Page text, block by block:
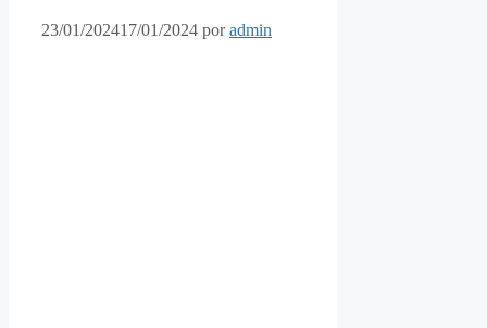
23/01/202417/01/2024 poradmin